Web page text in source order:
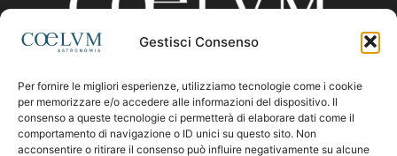
Gestisci Consenso
Per fornire le migliori esperienze, utilizziamo tecnologie come i cookie
per memorizzare e/o accedere alle informazioni del dispositivo. Il
consenso a queste tecnologie ci permetterà di elaborare dati come il
comportamento di navigazione o ID unici su questo sito. Non
acconsentire o ritirare il consenso può influire negativamente su alcune
CHI SIAMO